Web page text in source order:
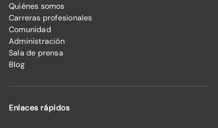
Quiénes somos
Carreras profesionales
Comunidad
Administración
Sala de prensa
Blog
Enlaces rápidos